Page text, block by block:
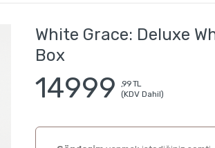
White Grace: Deluxe
Box
14999
,99 TL
(KDV Dahil)